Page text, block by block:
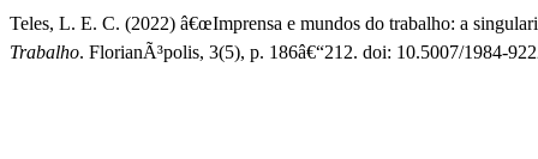
Teles, L. E. C. (2022) â€œImprensa e mundos do trabalho: a
Trabalho. FlorianÃ³polis, 3(5), p. 186â€“212. doi: 10.5007/1984-